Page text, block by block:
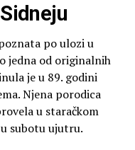
po ulozi u
jedna od originalnih
je u 89. godini
Njena porodica
u staračkom
subotu ujutru.